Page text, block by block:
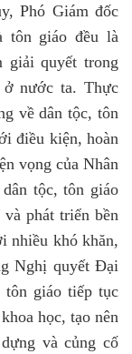
Phó Giám đốc
tôn giáo đều là
giải quyết trong
nước ta. Thực
về dân tộc, tôn
điều kiện, hoàn
vọng của Nhân
tộc, tôn giáo
phát triển bền
nhiều khó khăn,
Nghị quyết Đại
giáo tiếp tục
học, tạo nên
và củng cố